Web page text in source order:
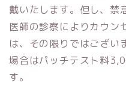
戴いたします。但し、禁
医師の診察によりカウン
は、その限りではござい
場合はパッチテスト料
す。